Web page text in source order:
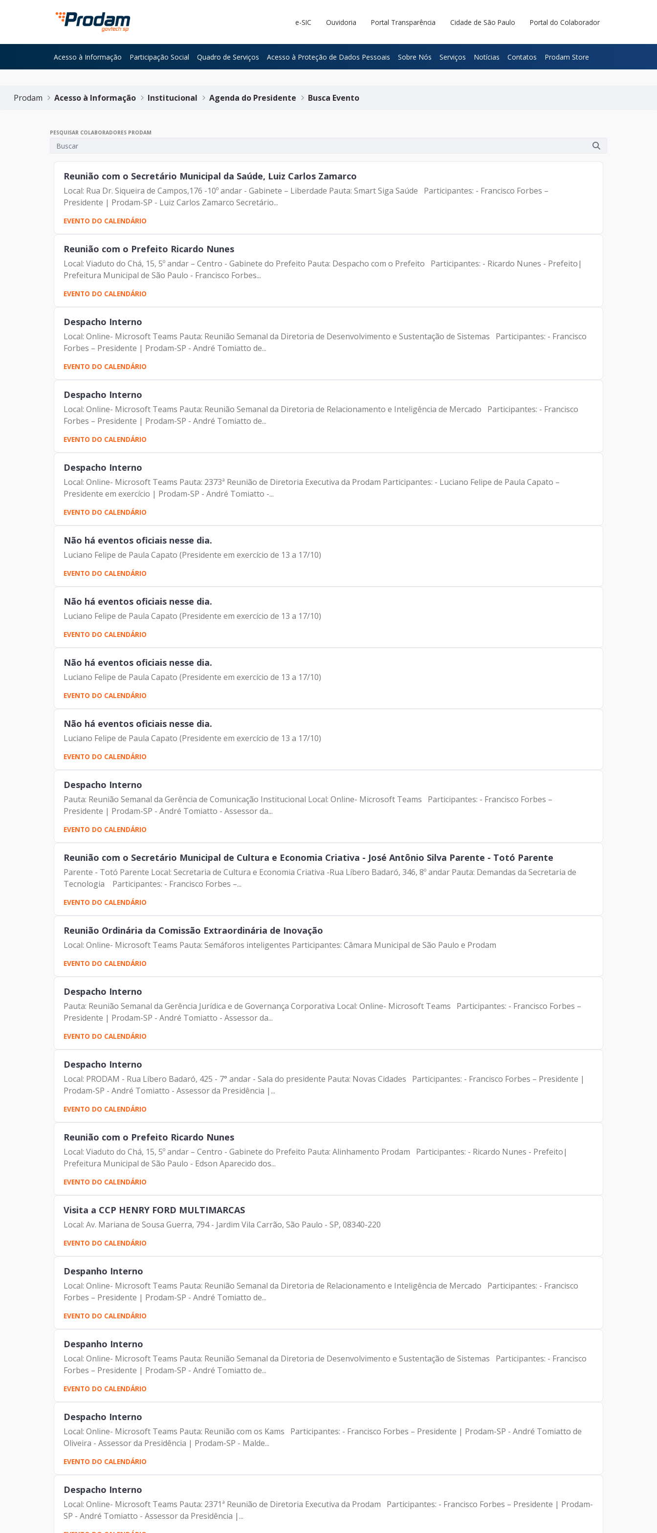
Pular para o Conteúdo principal
e-SIC Ouvidoria Portal Transparência Cidade de São Paulo Portal do Colaborador
Acesso à Informação Participação Social Quadro de Serviços Acesso à Proteção de Dados Pessoais Sobre Nós Serviços Notícias Contatos Prodam Store
Prodam Acesso à Informação Institucional Agenda do Presidente Busca Evento
PESQUISAR COLABORADORES PRODAM
Reunião com o Secretário Municipal da Saúde, Luiz Carlos Zamarco
Local: Rua Dr. Siqueira de Campos,176 -10º andar - Gabinete – Liberdade Pauta: Smart Siga Saúde Participantes: - Francisco Forbes –
Presidente | Prodam-SP - Luiz Carlos Zamarco Secretário...
EVENTO DO CALENDÁRIO
Reunião com o Prefeito Ricardo Nunes
Local: Viaduto do Chá, 15, 5º andar – Centro - Gabinete do Prefeito Pauta: Despacho com o Prefeito Participantes: - Ricardo Nunes - Prefeito|
Prefeitura Municipal de São Paulo - Francisco Forbes...
EVENTO DO CALENDÁRIO
Despacho Interno
Local: Online- Microsoft Teams Pauta: Reunião Semanal da Diretoria de Desenvolvimento e Sustentação de Sistemas Participantes: - Francisco
Forbes – Presidente | Prodam-SP - André Tomiatto de...
EVENTO DO CALENDÁRIO
Despacho Interno
Local: Online- Microsoft Teams Pauta: Reunião Semanal da Diretoria de Relacionamento e Inteligência de Mercado Participantes: - Francisco
Forbes – Presidente | Prodam-SP - André Tomiatto de...
EVENTO DO CALENDÁRIO
Despacho Interno
Local: Online- Microsoft Teams Pauta: 2373ª Reunião de Diretoria Executiva da Prodam Participantes: - Luciano Felipe de Paula Capato –
Presidente em exercício | Prodam-SP - André Tomiatto -...
EVENTO DO CALENDÁRIO
Não há eventos oficiais nesse dia.
Luciano Felipe de Paula Capato (Presidente em exercício de 13 a 17/10)
EVENTO DO CALENDÁRIO
Não há eventos oficiais nesse dia.
Luciano Felipe de Paula Capato (Presidente em exercício de 13 a 17/10)
EVENTO DO CALENDÁRIO
Não há eventos oficiais nesse dia.
Luciano Felipe de Paula Capato (Presidente em exercício de 13 a 17/10)
EVENTO DO CALENDÁRIO
Não há eventos oficiais nesse dia.
Luciano Felipe de Paula Capato (Presidente em exercício de 13 a 17/10)
EVENTO DO CALENDÁRIO
Despacho Interno
Pauta: Reunião Semanal da Gerência de Comunicação Institucional Local: Online- Microsoft Teams Participantes: - Francisco Forbes –
Presidente | Prodam-SP - André Tomiatto - Assessor da...
EVENTO DO CALENDÁRIO
Reunião com o Secretário Municipal de Cultura e Economia Criativa - José Antônio Silva Parente - Totó Parente
Parente - Totó Parente Local: Secretaria de Cultura e Economia Criativa -Rua Líbero Badaró, 346, 8º andar Pauta: Demandas da Secretaria de
Tecnologia Participantes: - Francisco Forbes –...
EVENTO DO CALENDÁRIO
Reunião Ordinária da Comissão Extraordinária de Inovação
Local: Online- Microsoft Teams Pauta: Semáforos inteligentes Participantes: Câmara Municipal de São Paulo e Prodam
EVENTO DO CALENDÁRIO
Despacho Interno
Pauta: Reunião Semanal da Gerência Jurídica e de Governança Corporativa Local: Online- Microsoft Teams Participantes: - Francisco Forbes –
Presidente | Prodam-SP - André Tomiatto - Assessor da...
EVENTO DO CALENDÁRIO
Despacho Interno
Local: PRODAM - Rua Líbero Badaró, 425 - 7° andar - Sala do presidente Pauta: Novas Cidades Participantes: - Francisco Forbes – Presidente |
Prodam-SP - André Tomiatto - Assessor da Presidência |...
EVENTO DO CALENDÁRIO
Reunião com o Prefeito Ricardo Nunes
Local: Viaduto do Chá, 15, 5º andar – Centro - Gabinete do Prefeito Pauta: Alinhamento Prodam Participantes: - Ricardo Nunes - Prefeito|
Prefeitura Municipal de São Paulo - Edson Aparecido dos...
EVENTO DO CALENDÁRIO
Visita a CCP HENRY FORD MULTIMARCAS
Local: Av. Mariana de Sousa Guerra, 794 - Jardim Vila Carrão, São Paulo - SP, 08340-220
EVENTO DO CALENDÁRIO
Despanho Interno
Local: Online- Microsoft Teams Pauta: Reunião Semanal da Diretoria de Relacionamento e Inteligência de Mercado Participantes: - Francisco
Forbes – Presidente | Prodam-SP - André Tomiatto de...
EVENTO DO CALENDÁRIO
Despanho Interno
Local: Online- Microsoft Teams Pauta: Reunião Semanal da Diretoria de Desenvolvimento e Sustentação de Sistemas Participantes: - Francisco
Forbes – Presidente | Prodam-SP - André Tomiatto de...
EVENTO DO CALENDÁRIO
Despacho Interno
Local: Online- Microsoft Teams Pauta: Reunião com os Kams Participantes: - Francisco Forbes – Presidente | Prodam-SP - André Tomiatto de
Oliveira - Assessor da Presidência | Prodam-SP - Malde...
EVENTO DO CALENDÁRIO
Despacho Interno
Local: Online- Microsoft Teams Pauta: 2371ª Reunião de Diretoria Executiva da Prodam Participantes: - Francisco Forbes – Presidente | Prodam-
SP - André Tomiatto - Assessor da Presidência |...